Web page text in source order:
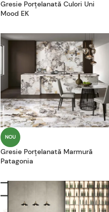
Gresie Porțelanată Culori Uni
Mood EK
NOU
Gresie Porțelanată Marmură
Patagonia